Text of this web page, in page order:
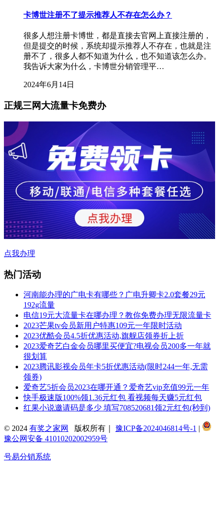
卡博世注册不了提示推荐人不存在怎么办？
很多人想注册卡博世，都是直接去官网上直接注册的，
但是提交的时候，系统却提示推荐人不存在，也就是注
册不了，很多人都不知道为什么，也不知道该怎么办。
我告诉大家为什么，卡博世分销管理平…
2024年6月14日
正规三网大流量卡免费办
点我办理
热门活动
河南能办理的广电卡有哪些？广电升卿卡2.0套餐29元
192g流量
电信19元大流量卡在哪办理？教你免费办理无限流量卡
2023芒果tv会员新用户特惠109元一年限时活动
2023优酷会员4.5折优惠活动,旗舰店领券折上折
2023爱奇艺白金会员哪里买便宜?电视会员200多一年就
很划算
2023腾讯影视会员年卡5折优惠活动(限时244一年,无需
领券)
爱奇艺5折会员2023在哪开通？爱奇艺vip充值99元一年
快手极速版100%领1.36元红包 看视频每天赚5元红包
红果小说邀请码是多少 填写708520681领2元红包(秒到)
© 2024 有奖之家网 版权所有｜ 豫ICP备2024046814号-1 |
豫公网安备 41010202002959号
号易分销系统